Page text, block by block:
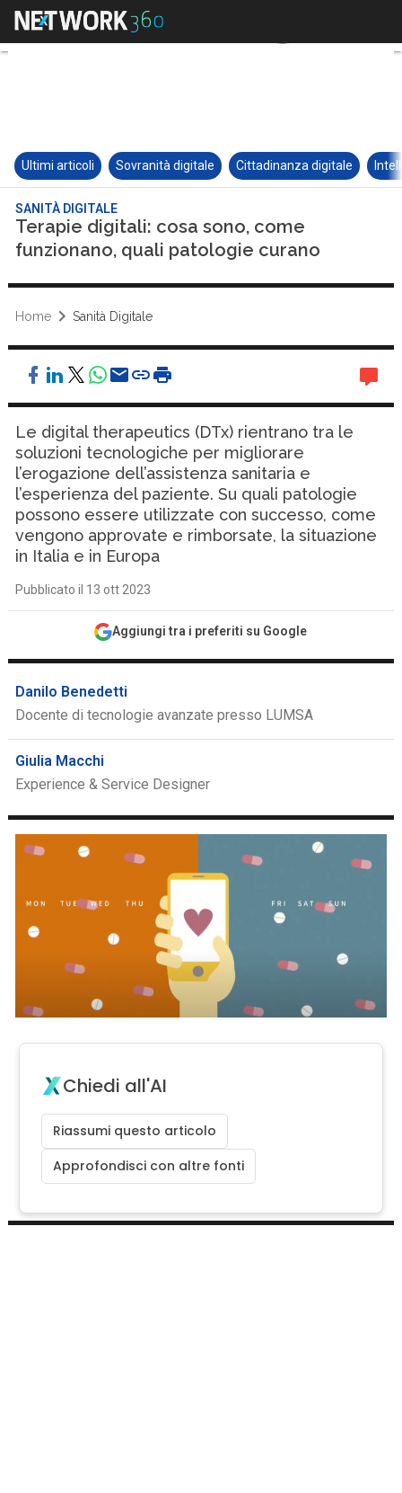
Ultimi articoli Sovranità digitale Cittadinanza digitale
SANITÀ DIGITALE
Terapie digitali: cosa sono, come
funzionano, quali patologie curano
Home Sanità Digitale
Le digital therapeutics (DTx) rientrano tra le
soluzioni tecnologiche per migliorare
l’erogazione dell’assistenza sanitaria e
l’esperienza del paziente. Su quali patologie
possono essere utilizzate con successo, come
vengono approvate e rimborsate, la situazione
in Italia e in Europa
Pubblicato il 13 ott 2023
Aggiungi tra i preferiti su Google
Danilo Benedetti
Docente di tecnologie avanzate presso LUMSA
Giulia Macchi
Experience & Service Designer
Chiedi all'AI
Riassumi questo articolo
Approfondisci con altre fonti